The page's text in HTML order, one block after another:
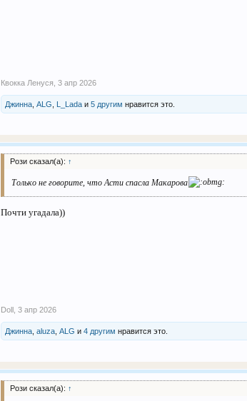
Квокка Ленуся 3 апр 2026
Джинна ,ALG L_Lada и5 другим нравится это.
Рози сказал(а): ↑
Только не говорите, что Асти спасла Макарова
Почти угадала))
Doll 3 апр 2026
Джинна ,aluza ,ALG и4 другим нравится это.
Рози сказал(а): ↑